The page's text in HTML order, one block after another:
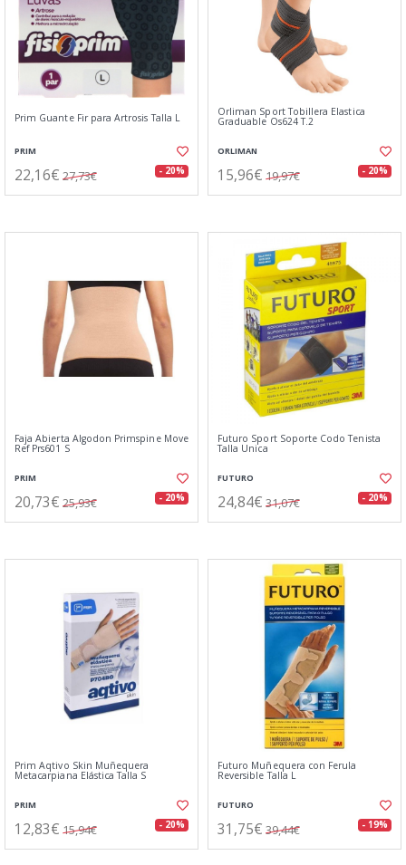
Prim Guante Fir para Artrosis Talla L
PRIM
22,16€ 27,73€ - 20%
Orliman Sport Tobillera Elastica
Graduable Os624 T.2
ORLIMAN
15,96€ 19,97€ - 20%
Faja Abierta Algodon Primspine Move
Ref Prs601 S
PRIM
20,73€ 25,93€ - 20%
Futuro Sport Soporte Codo Tenista
Talla Unica
FUTURO
24,84€ 31,07€ - 20%
Prim Aqtivo Skin Muñequera
Metacarpiana Elástica Talla S
PRIM
12,83€ 15,94€ - 20%
Futuro Muñequera con Ferula
Reversible Talla L
FUTURO
31,75€ 39,44€ - 19%